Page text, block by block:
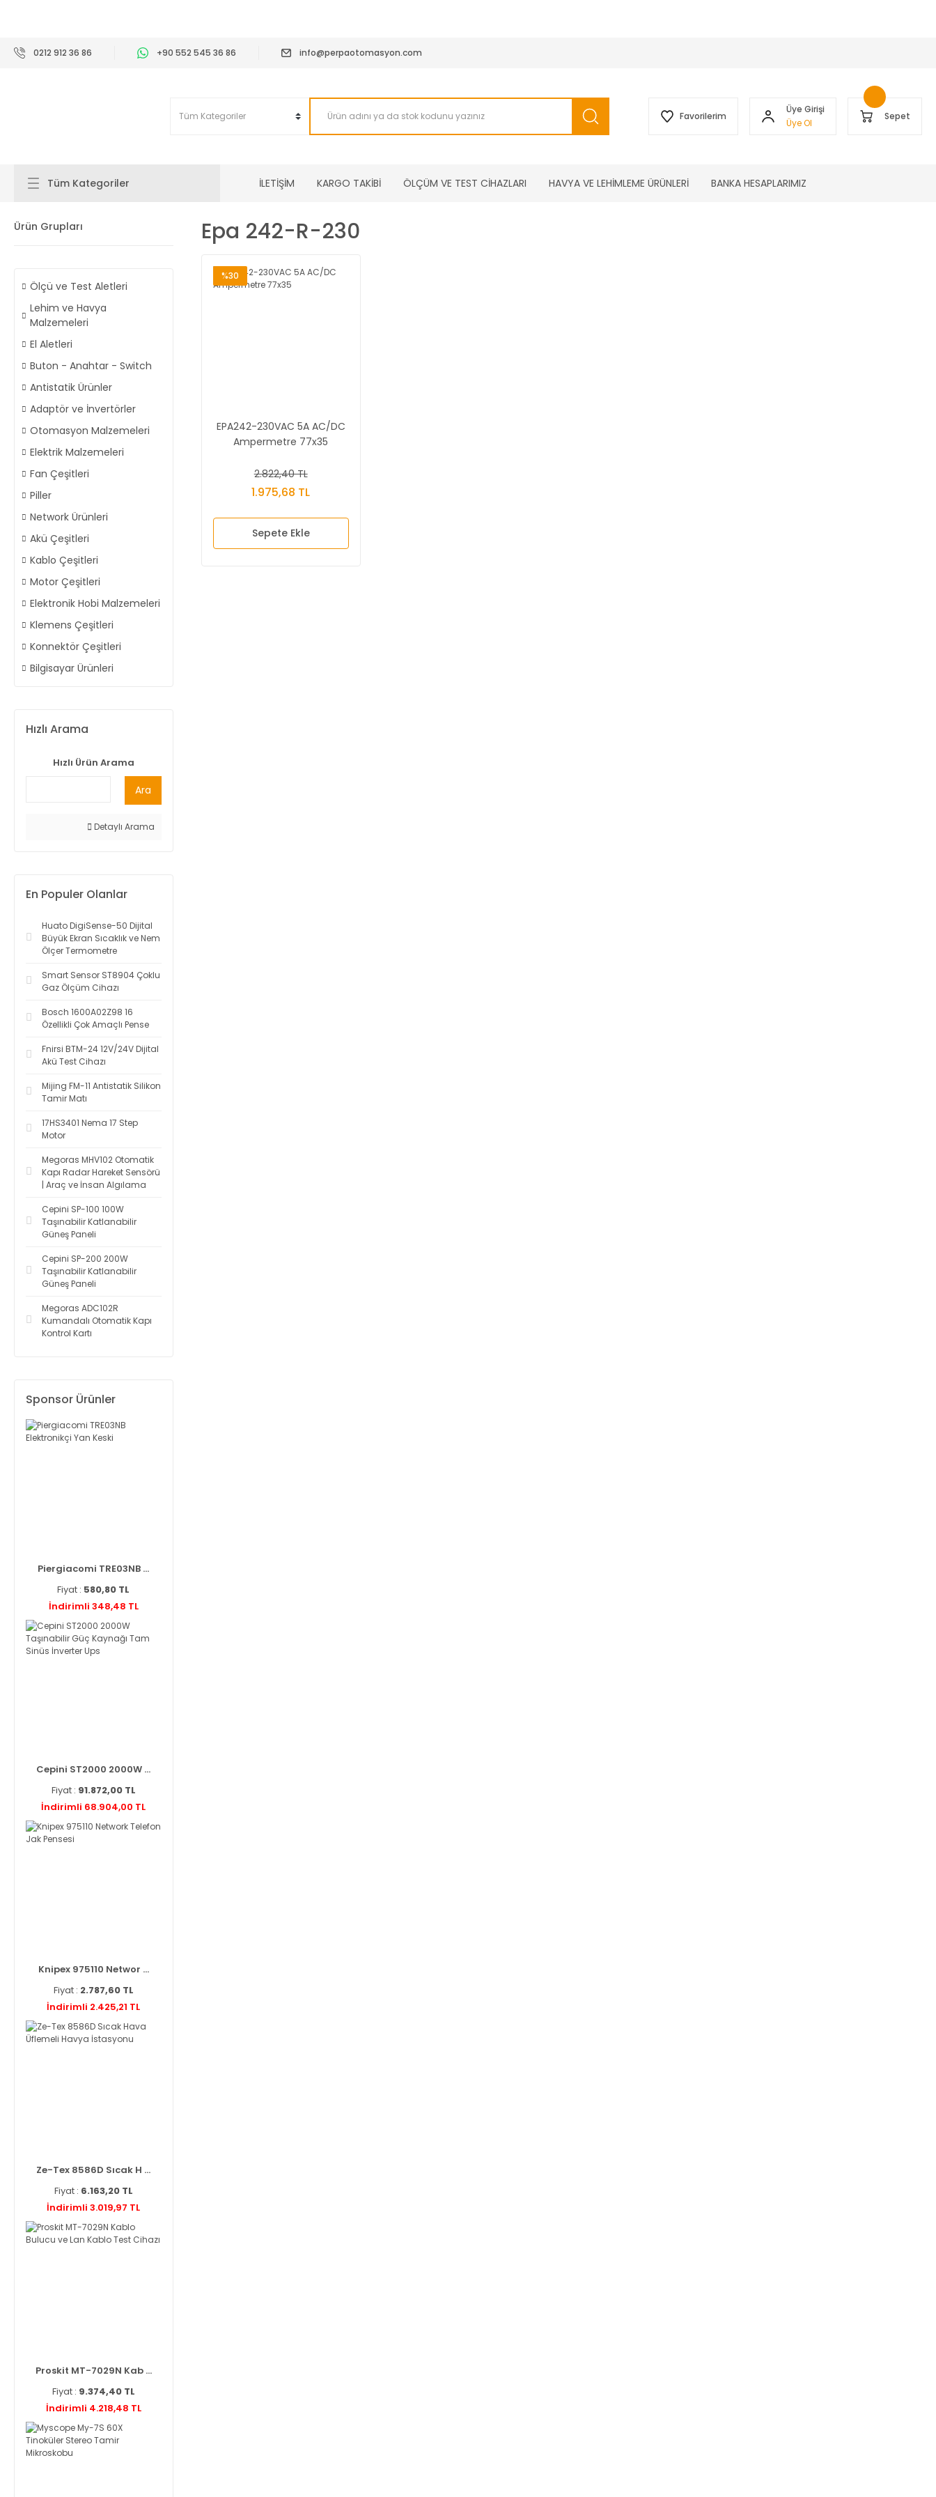
0212 912 36 86 +90 552 545 36 86 info@perpaotomasyon.com
Favorilerim
Üye Girişi
Üye Ol
Sepet
Tüm Kategoriler İLETİŞİM KARGO TAKİBİ ÖLÇÜM VE TEST CİHAZLARI HAVYA VE LEHİMLEME ÜRÜNLERİ BANKA HESAPLARIMIZ
Ürün Grupları
Ölçü ve Test Aletleri
Lehim ve Havya
Malzemeleri
El Aletleri
Buton - Anahtar - Switch
Antistatik Ürünler
Adaptör ve İnvertörler
Otomasyon Malzemeleri
Elektrik Malzemeleri
Fan Çeşitleri
Piller
Network Ürünleri
Akü Çeşitleri
Kablo Çeşitleri
Motor Çeşitleri
Elektronik Hobi Malzemeleri
Klemens Çeşitleri
Konnektör Çeşitleri
Bilgisayar Ürünleri
Hızlı Arama
Hızlı Ürün Arama
Ara
Detaylı Arama
En Populer Olanlar
Huato DigiSense-50 Dijital
Büyük Ekran Sıcaklık ve Nem
Ölçer Termometre
Smart Sensor ST8904 Çoklu
Gaz Ölçüm Cihazı
Bosch 1600A02Z98 16
Özellikli Çok Amaçlı Pense
Fnirsi BTM-24 12V/24V Dijital
Akü Test Cihazı
Mijing FM-11 Antistatik Silikon
Tamir Matı
17HS3401 Nema 17 Step
Motor
Megoras MHV102 Otomatik
Kapı Radar Hareket Sensörü
| Araç ve İnsan Algılama
Cepini SP-100 100W
Taşınabilir Katlanabilir
Güneş Paneli
Cepini SP-200 200W
Taşınabilir Katlanabilir
Güneş Paneli
Megoras ADC102R
Kumandalı Otomatik Kapı
Kontrol Kartı
Sponsor Ürünler
Piergiacomi TRE03NB ...
Fiyat : 580,80 TL
İndirimli 348,48 TL
Cepini ST2000 2000W ...
Fiyat : 91.872,00 TL
İndirimli 68.904,00 TL
Knipex 975110 Networ ...
Fiyat : 2.787,60 TL
İndirimli 2.425,21 TL
Ze-Tex 8586D Sıcak H ...
Fiyat : 6.163,20 TL
İndirimli 3.019,97 TL
Proskit MT-7029N Kab ...
Fiyat : 9.374,40 TL
İndirimli 4.218,48 TL
Epa 242-R-230
%30
EPA242-230VAC 5A AC/DC
Ampermetre 77x35
2.822,40 TL
1.975,68 TL
Sepete Ekle